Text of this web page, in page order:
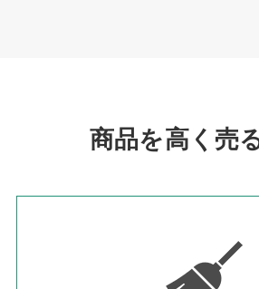
商品を高く売